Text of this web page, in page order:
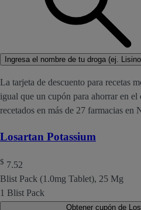
Ingresa el nombre de tu droga (ej.
La tarjeta de descuento para recetas
igual que un cupón para ahorrar en el
recetados en más de 27 farmacias en
Losartan Potassium
$ 7.52
Blist Pack (1.0mg Tablet), 25 Mg
1 Blist Pack